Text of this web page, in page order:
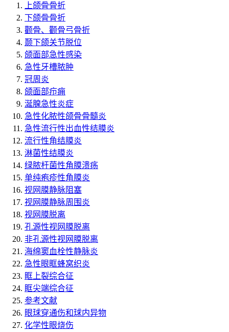
上颌骨骨折
下颌骨骨折
颧骨、颧骨弓骨折
颞下颌关节脱位
颌面部急性感染
急性牙槽脓肿
冠周炎
颌面部疖痈
涎腺急性炎症
急性化脓性颌骨骨髓炎
急性流行性出血性结膜炎
流行性角结膜炎
淋菌性结膜炎
绿脓杆菌性角膜溃疡
单纯疱疹性角膜炎
视网膜静脉阻塞
视网膜静脉周围炎
视网膜脱离
孔源性视网膜脱离
非孔源性视网膜脱离
海绵窦血栓性静脉炎
急性眼眶蜂窝织炎
眶上裂综合征
眶尖端综合征
参考文献
眼球穿通伤和球内异物
化学性眼烧伤